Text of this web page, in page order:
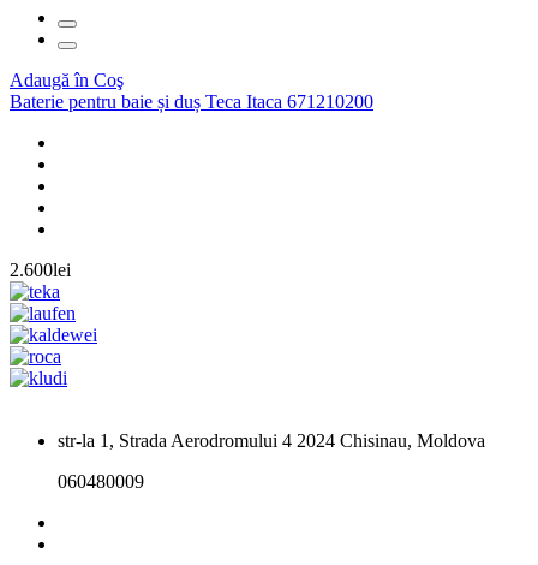
Adaugă în Coş
Baterie pentru baie și duș Teca Itaca 671210200
2.600lei
str-la 1, Strada Aerodromului 4 2024 Chisinau, Moldova
060480009